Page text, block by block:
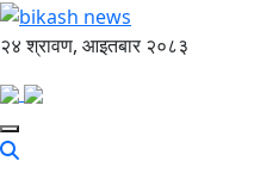
२४ श्रावण, आइतबार २०८३